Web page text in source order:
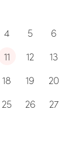
4 5 6
11 12 13
18 19 20
25 26 27